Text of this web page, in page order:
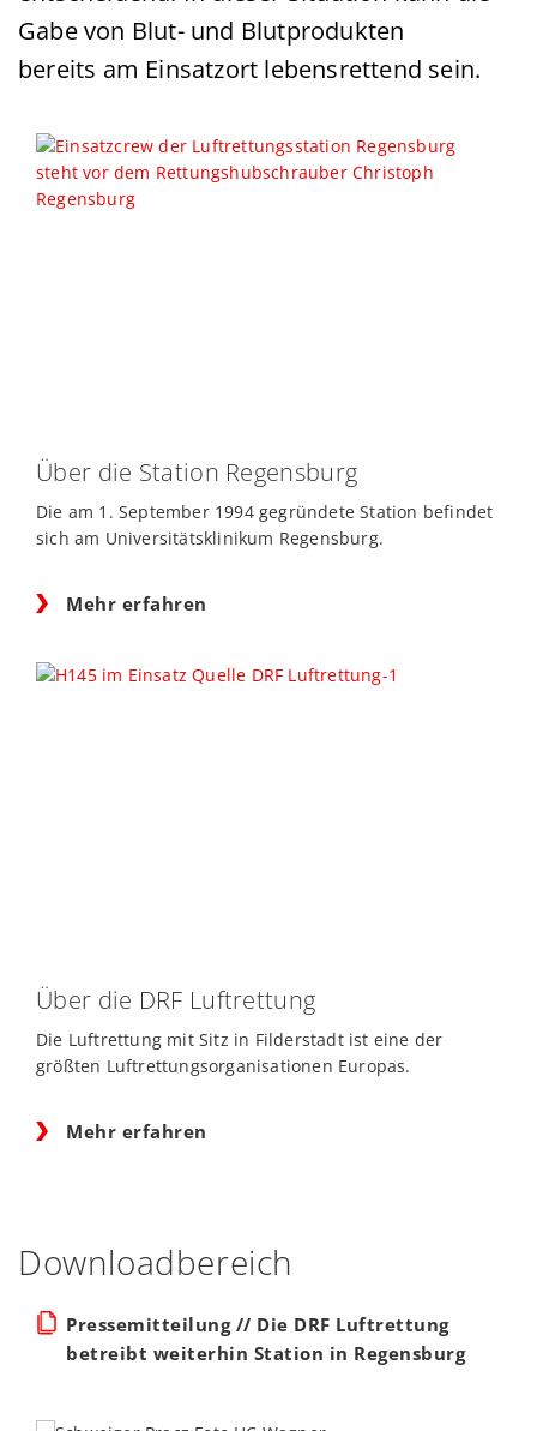
Gabe von Blut- und Blutprodukten
bereits am Einsatzort lebensrettend sein.
Über die Station Regensburg
Die am 1. September 1994 gegründete Station befindet
sich am Universitätsklinikum Regensburg.
Mehr erfahren
Über die DRF Luftrettung
Die Luftrettung mit Sitz in Filderstadt ist eine der
größten Luftrettungsorganisationen Europas.
Mehr erfahren
Downloadbereich
Pressemitteilung // Die DRF Luftrettung
betreibt weiterhin Station in Regensburg